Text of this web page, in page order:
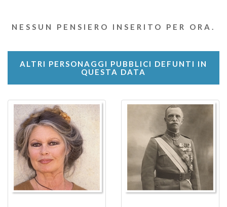
NESSUN PENSIERO INSERITO PER ORA.
ALTRI PERSONAGGI PUBBLICI DEFUNTI IN
QUESTA DATA